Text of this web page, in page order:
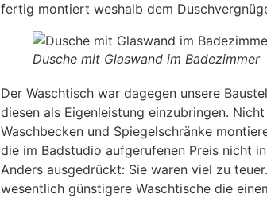
fertig montiert weshalb dem
Dusche mit Glaswand im Badezimmer
Der Waschtisch war dagegen unsere
diesen als Eigenleistung einzubringen.
Waschbecken und Spiegelschränke
die im Badstudio aufgerufenen Preis nicht
Anders ausgedrückt: Sie waren viel zu
wesentlich günstigere Waschtische die